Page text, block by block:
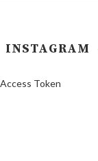
INSTAGRAM
Token